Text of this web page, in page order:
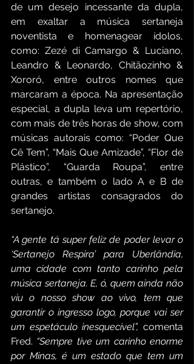
de um desejo incessante da dupla,
em exaltar a música sertaneja
noventista e homenagear ídolos,
como: Zezé di Camargo & Luciano,
Leandro & Leonardo, Chitãozinho &
Xororó, entre outros nomes que
marcaram a época. Na apresentação
especial, a dupla leva um repertório,
com mais de três horas de show, com
músicas autorais como: “Poder Que
Cê Tem”, “Mais Que Amizade”, “Flor de
Plástico”, “Guarda Roupa”, entre
outras, e também o lado A e B de
grandes artistas consagrados do
sertanejo.
“A gente tá super feliz de poder levar o
‘Sertanejo Respira’ para Uberlândia,
uma cidade com tanto carinho pela
música sertaneja. E, ó, quem ainda não
viu o nosso show ao vivo, tem que
garantir o ingresso logo, porque vai ser
um espetáculo inesquecível”, comenta
Fred. “Sempre tive um carinho enorme
por Minas, é um estado que tem um